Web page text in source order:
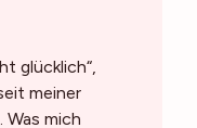
glücklich“,
meiner
mich